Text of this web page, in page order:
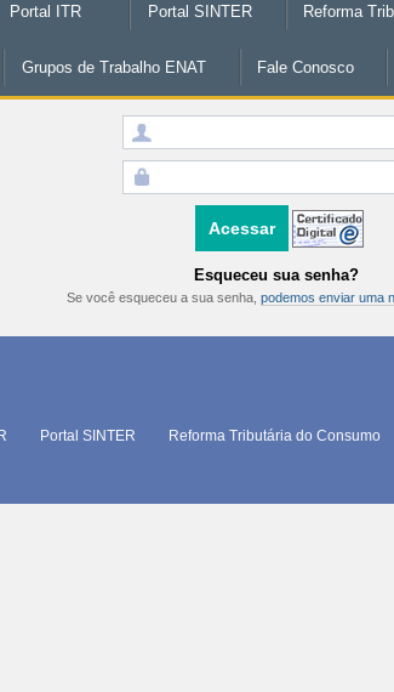
Portal ITR Portal SINTER Reforma
Grupos de Trabalho ENAT Fale Conosco
Esqueceu sua senha?
Se você esqueceu a sua senha, podemos enviar uma
Portal SINTER Reforma Tributária do Consumo